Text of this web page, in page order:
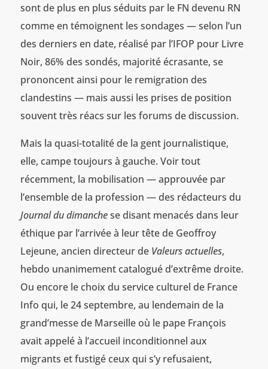
sont de plus en plus séduits par le FN devenu RN
comme en témoignent les sondages — selon l’un
des derniers en date, réalisé par l’IFOP pour Livre
Noir, 86% des sondés, majorité écrasante, se
prononcent ainsi pour le remigration des
clandestins — mais aussi les prises de position
souvent très réacs sur les forums de discussion.
Mais la quasi-totalité de la gent journalistique,
elle, campe toujours à gauche. Voir tout
récemment, la mobilisation — approuvée par
l’ensemble de la profession — des rédacteurs du
Journal du dimanchese disant menacés dans leur
éthique par l’arrivée à leur tête de Geoffroy
Lejeune, ancien directeur de Valeurs actuelles,
hebdo unanimement catalogué d’extrême droite.
Ou encore le choix du service culturel de France
Info qui, le 24 septembre, au lendemain de la
grand’messe de Marseille où le pape François
avait appelé à l’accueil inconditionnel aux
migrants et fustigé ceux qui s’y refusaient,